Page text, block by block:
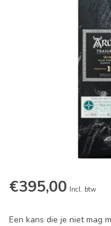
€395,00 Incl. btw
Een kans die je niet mag